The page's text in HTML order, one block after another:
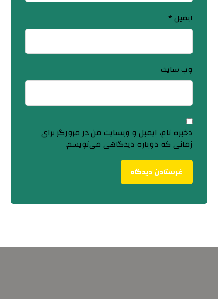
ایمیل*
وب‌ سایت
ذخیره نام، ایمیل و وبسایت من در مرورگر برای
زمانی که دوباره دیدگاهی می‌نویسم.